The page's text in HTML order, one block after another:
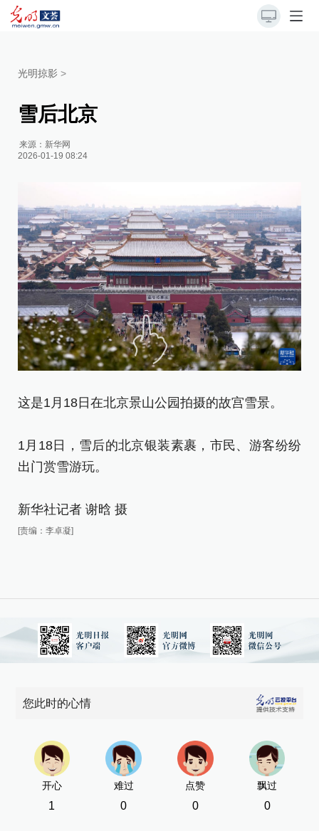
光明掠影 >
雪后北京
来源： 新华网
2026-01-19 08:24
这是1月18日在北京景山公园拍摄的故宫雪景。
1月18日，雪后的北京银装素裹，市民、游客纷纷
出门赏雪游玩。
新华社记者 谢晗 摄
[责编：李卓凝]
您此时的心情
开心
1
难过
0
点赞
0
飘过
0